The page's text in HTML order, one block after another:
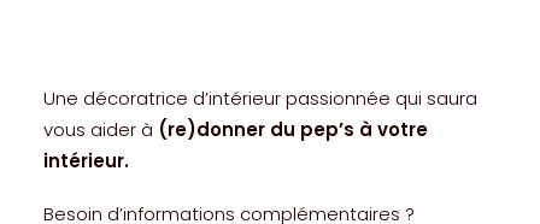
Une décoratrice d’intérieur passionnée qui saura
vous aider à (re)donner du pep’s à votre
intérieur.
Besoin d’informations complémentaires ?